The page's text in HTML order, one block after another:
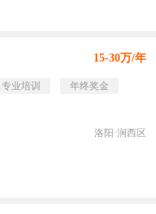
15-30万/年
专业培训
年终奖金
洛阳·涧西区